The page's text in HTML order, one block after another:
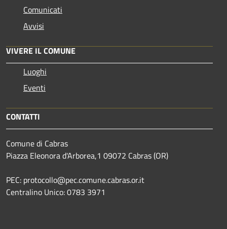
Comunicati
Avvisi
VIVERE IL COMUNE
Luoghi
Eventi
CONTATTI
Comune di Cabras
Piazza Eleonora d'Arborea,1 09072 Cabras (OR)
PEC: protocollo@pec.comune.cabras.or.it
Centralino Unico: 0783 3971